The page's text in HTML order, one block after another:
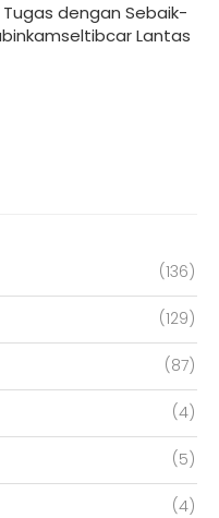
Tugas dengan Sebaik-
Lantas
(136)
(129)
(87)
(4)
(5)
(4)